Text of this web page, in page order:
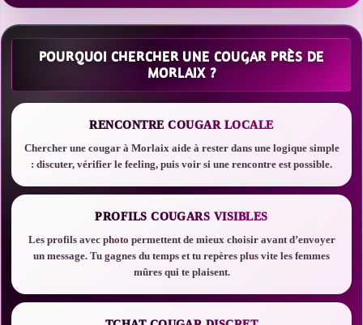
POURQUOI CHERCHER UNE COUGAR PRÈS DE
MORLAIX ?
RENCONTRE COUGAR LOCALE
Chercher une cougar à Morlaix aide à rester dans une logique simple
: discuter, vérifier le feeling, puis voir si une rencontre est possible.
PROFILS COUGARS VISIBLES
Les profils avec photo permettent de mieux choisir avant d’envoyer
un message. Tu gagnes du temps et tu repères plus vite les femmes
mûres qui te plaisent.